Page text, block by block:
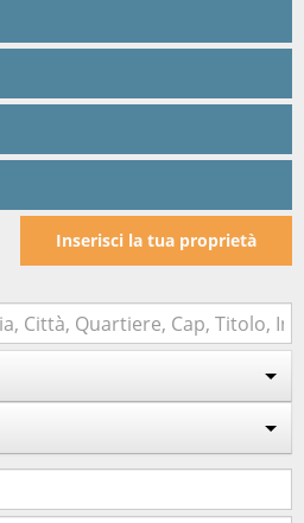
Inserisci la tua proprietà